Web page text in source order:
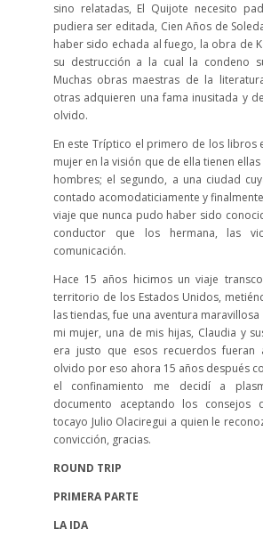
sino relatadas, El Quijote necesito
pudiera ser editada, Cien Años de
haber sido echada al fuego, la obra de
su destrucción a la cual la condeno
Muchas obras maestras de la
otras adquieren una fama inusitada y
olvido.
En este Tríptico el primero de los libros
mujer en la visión que de ella tienen
hombres; el segundo, a una ciudad
contado acomodaticiamente y
viaje que nunca pudo haber sido
conductor que los hermana, las
comunicación.
Hace 15 años hicimos un viaje
territorio de los Estados Unidos,
las tiendas, fue una aventura
mi mujer, una de mis hijas, Claudia y
era justo que esos recuerdos fueran
olvido por eso ahora 15 años después
el confinamiento me decidí a
documento aceptando los
tocayo Julio Olaciregui a quien le
convicción, gracias.
ROUND TRIP
PRIMERA PARTE
LA IDA